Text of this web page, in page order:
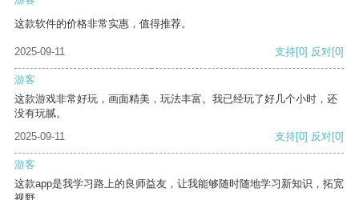
这款软件的价格非常实惠，值得推荐。
2025-09-11 支持[0] 反对[0]
游客
这款游戏非常好玩，画面精美，玩法丰富。我已经玩了好几个小时，还
没有玩腻。
2025-09-11
支持[0] 反对[0]
游客
这款app是我学习路上的良师益友，让我能够随时随地学习新知识，拓宽